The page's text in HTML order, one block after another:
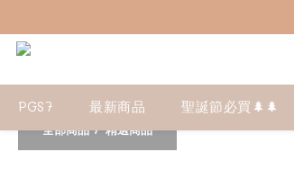
PGS7 最新商品 聖誕節必買🌲🌲
全部商品/精選商品